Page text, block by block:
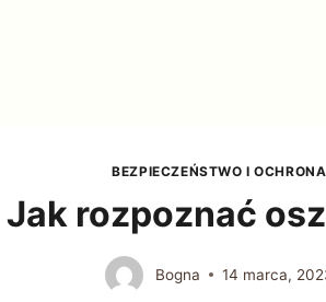
BEZPIECZEŃSTWO I OCHRONA
Jak rozpoznać
Bogna 14 marca,